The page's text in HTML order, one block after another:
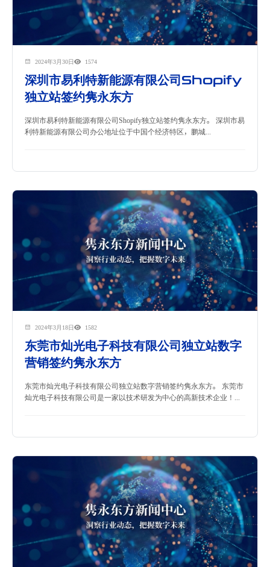
2024年3月30日 1574
深圳市易利特新能源有限公司Shopify
独立站签约隽永东方
深圳市易利特新能源有限公司Shopify独立站签约隽永东方。 深圳市易
利特新能源有限公司办公地址位于中国个经济特区，鹏城...
2024年3月18日 1582
东莞市灿光电子科技有限公司独立站数字
营销签约隽永东方
东莞市灿光电子科技有限公司独立站数字营销签约隽永东方。 东莞市
灿光电子科技有限公司是一家以技术研发为中心的高新技术企业！...